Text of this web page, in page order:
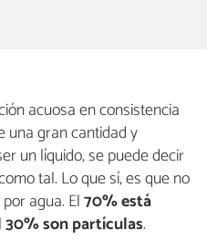
acuosa en consistencia
una gran cantidad y
un líquido, se puede decir
tal. Lo que sí, es que no
agua. El70% está
son partículas.